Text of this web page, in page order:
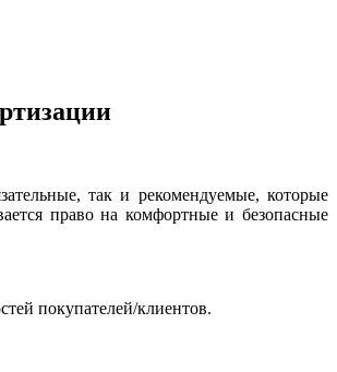
так и рекомендуемые, которые
право на комфортные и безопасные
покупателей/клиентов.